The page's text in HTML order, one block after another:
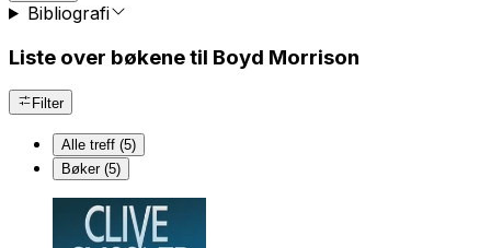
Bibliografi
Liste over bøkene til Boyd Morrison
Filter
Alle treff (5)
Bøker (5)